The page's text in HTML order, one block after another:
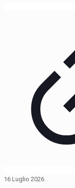
16 Luglio 2026